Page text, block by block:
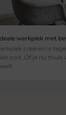
werkplek met
creëren is
ooit. Of je nu thuis